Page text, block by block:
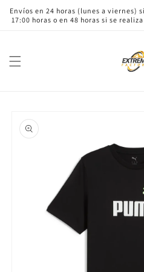
directamente
al contenido
Envíos en 24 horas (lunes a viernes)
17:00 horas o en 48 horas si se
a la
información